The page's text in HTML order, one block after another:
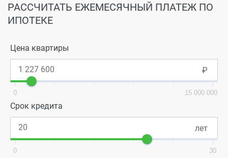
РАССЧИТАТЬ ЕЖЕМЕСЯЧНЫЙ ПЛАТЕЖ ПО
ИПОТЕКЕ
Цена квартиры
0 15 000 000
Срок кредита
0 30